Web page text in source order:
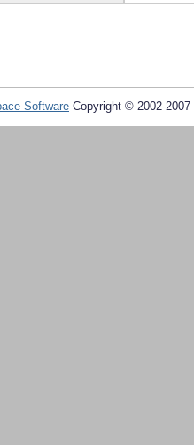
Software Copyright © 2002-2007